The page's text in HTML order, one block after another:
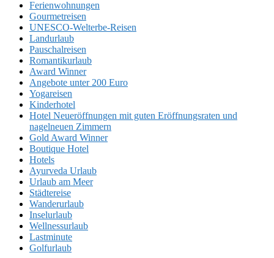
Ferienwohnungen
Gourmetreisen
UNESCO-Welterbe-Reisen
Landurlaub
Pauschalreisen
Romantikurlaub
Award Winner
Angebote unter 200 Euro
Yogareisen
Kinderhotel
Hotel Neueröffnungen mit guten Eröffnungsraten und
nagelneuen Zimmern
Gold Award Winner
Boutique Hotel
Hotels
Ayurveda Urlaub
Urlaub am Meer
Städtereise
Wanderurlaub
Inselurlaub
Wellnessurlaub
Lastminute
Golfurlaub